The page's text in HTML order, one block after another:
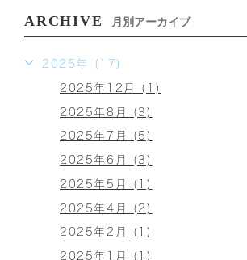
ARCHIVE 月別アーカイブ
2025年 (17)
2025年12月 (1)
2025年8月 (3)
2025年7月 (5)
2025年6月 (3)
2025年5月 (1)
2025年4月 (2)
2025年2月 (1)
2025年1月 (1)